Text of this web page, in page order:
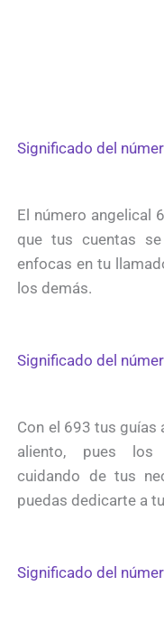
Significado del
El número angelical
que tus cuentas
enfocas en tu
los demás.
Significado del
Con el 693 tus guías
aliento, pues los
cuidando de tus
puedas dedicarte a
Significado del